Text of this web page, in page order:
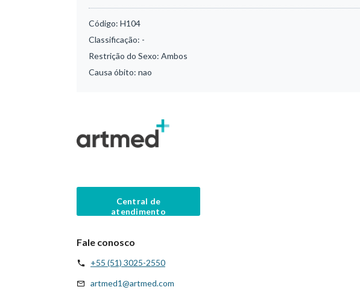
Código: H104
Classificação: -
Restrição do Sexo: Ambos
Causa óbito: nao
Central de
atendimento
Fale conosco
+55 (51) 3025-2550
artmed1@artmed.com